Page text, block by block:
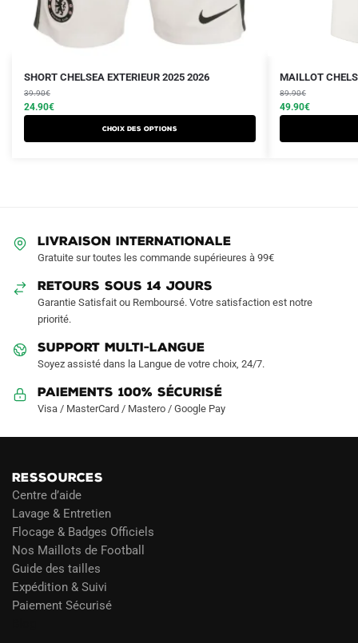
SHORT CHELSEA EXTERIEUR 2025 2026
39.90€
Le
prix
initial
était :
24.90€
Le
prix
actuel
est :
Choix des options
Ce
produit
a
choisies
la
page
produit
MAILLOT
89.90€
Le
prix
initial
était :
49.90€
Le
prix
actuel
est :
Ce
produit
a
page
LIVRAISON INTERNATIONALE
Gratuite sur toutes les commande supérieures à 99€
RETOURS SOUS 14 JOURS
Garantie Satisfait ou Remboursé. Votre satisfaction est notre
priorité.
SUPPORT MULTI-LANGUE
Soyez assisté dans la Langue de votre choix, 24/7.
Paiements 100% Sécurisé
Visa / MasterCard / Mastero / Google Pay
RESSOURCES
Centre d’aide
Lavage & Entretien
Flocage & Badges Officiels
Nos Maillots de Football
Guide des tailles
Expédition & Suivi
Paiement Sécurisé